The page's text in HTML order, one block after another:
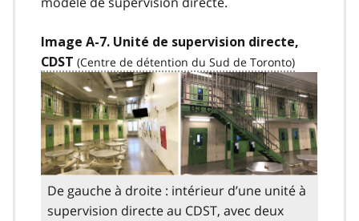
Image A-7. Unité de supervision directe,
CDST
De gauche à droite : intérieur d’une unité à
supervision directe au CDST, avec deux